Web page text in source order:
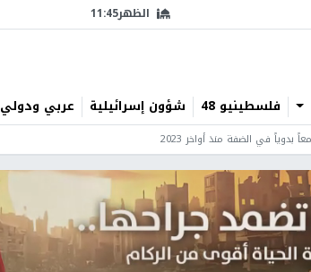
الظهر11:45
فلسطينيو 48 شؤون إسرائيلية عربي ودولي